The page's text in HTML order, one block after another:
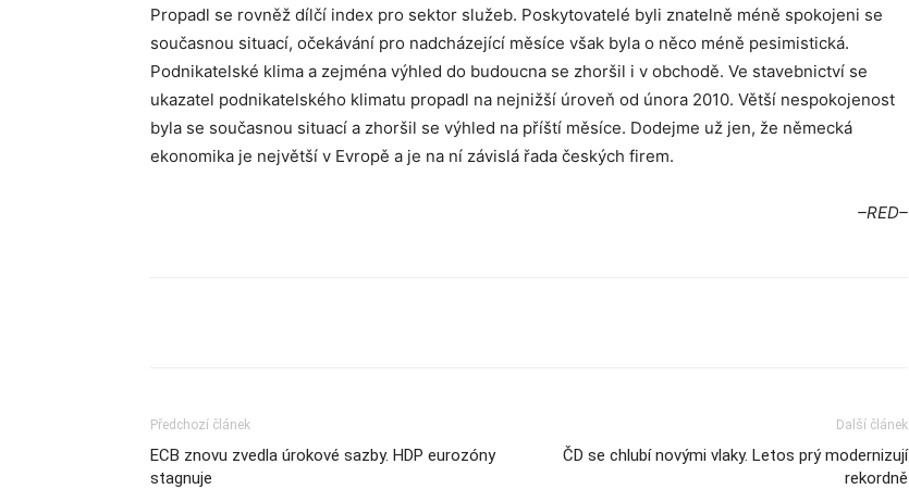
Propadl se rovněž dílčí index pro sektor služeb. Poskytovatelé byli znatelně méně spokojeni se
současnou situací, očekávání pro nadcházející měsíce však byla o něco méně pesimistická.
Podnikatelské klima a zejména výhled do budoucna se zhoršil i v obchodě. Ve stavebnictví se
ukazatel podnikatelského klimatu propadl na nejnižší úroveň od února 2010. Větší nespokojenost
byla se současnou situací a zhoršil se výhled na příští měsíce. Dodejme už jen, že německá
ekonomika je největší v Evropě a je na ní závislá řada českých firem.
–RED–
Předchozí článek
ECB znovu zvedla úrokové sazby. HDP eurozóny
stagnuje
Další článek
ČD se chlubí novými vlaky. Letos prý modernizují
rekordně